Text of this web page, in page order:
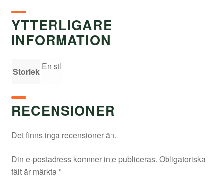
YTTERLIGARE
INFORMATION
Storlek En stl
RECENSIONER
Det finns inga recensioner än.
Din e-postadress kommer inte publiceras. Obligatoriska
fält är märkta *